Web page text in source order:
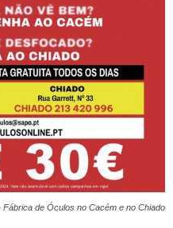
Fábrica de Óculos no Cacém e no Chiado